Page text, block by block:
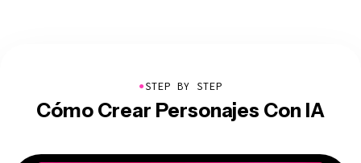
●STEP BY STEP
Cómo Crear Personajes Con IA